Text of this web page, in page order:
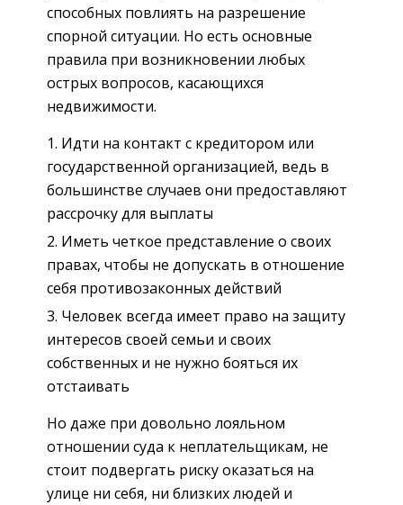
способных повлиять на разрешение
спорной ситуации. Но есть основные
правила при возникновении любых
острых вопросов, касающихся
недвижимости.
Идти на контакт с кредитором или
государственной организацией, ведь в
большинстве случаев они предоставляют
рассрочку для выплаты
Иметь четкое представление о своих
правах, чтобы не допускать в отношение
себя противозаконных действий
Человек всегда имеет право на защиту
интересов своей семьи и своих
собственных и не нужно бояться их
отстаивать
Но даже при довольно лояльном
отношении суда к неплательщикам, не
стоит подвергать риску оказаться на
улице ни себя, ни близких людей и